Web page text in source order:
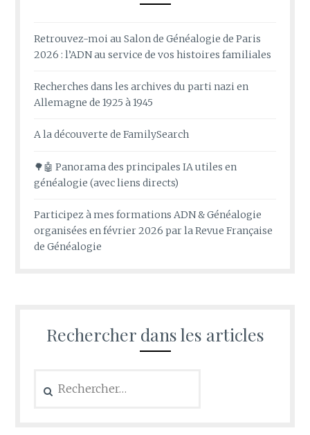
Retrouvez-moi au Salon de Généalogie de Paris
2026 : l’ADN au service de vos histoires familiales
Recherches dans les archives du parti nazi en
Allemagne de 1925 à 1945
A la découverte de FamilySearch
🌳🤖 Panorama des principales IA utiles en
généalogie (avec liens directs)
Participez à mes formations ADN & Généalogie
organisées en février 2026 par la Revue Française
de Généalogie
Rechercher dans les articles